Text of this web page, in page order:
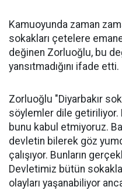
Kamuoyunda zaman
sokakları çetelere
değinen Zorluoğlu, bu
yansıtmadığını ifade etti.
Zorluoğlu "Diyarbakır
söylemler dile getiriliyor.
bunu kabul etmiyoruz.
devletin bilerek göz
çalışıyor. Bunların
Devletimiz bütün
olayları yaşanabiliyor